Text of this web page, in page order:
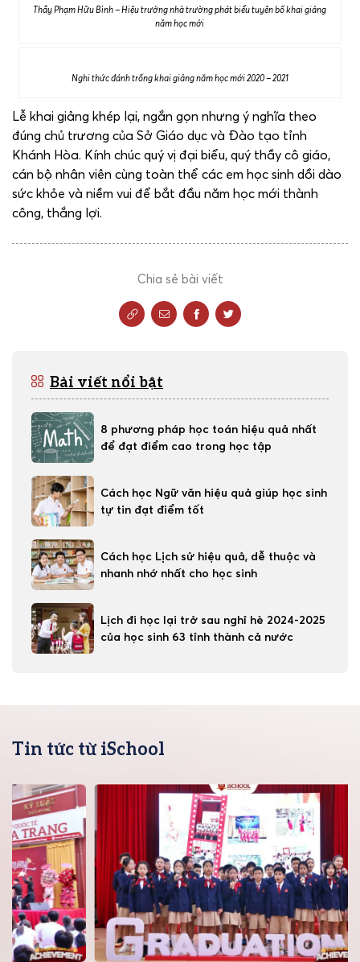
Thầy Phạm Hữu Bình – Hiệu trưởng nhà trường phát biểu tuyên bố khai giảng
năm học mới
Nghi thức đánh trống khai giảng năm học mới 2020 – 2021
Lễ khai giảng khép lại, ngắn gọn nhưng ý nghĩa theo
đúng chủ trương của Sở Giáo dục và Đào tạo tỉnh
Khánh Hòa. Kính chúc quý vị đại biểu, quý thầy cô giáo,
cán bộ nhân viên cùng toàn thể các em học sinh dồi dào
sức khỏe và niềm vui để bắt đầu năm học mới thành
công, thắng lợi.
Chia sẻ bài viết
Bài viết nổi bật
8 phương pháp học toán hiệu quả nhất
để đạt điểm cao trong học tập
Cách học Ngữ văn hiệu quả giúp học sinh
tự tin đạt điểm tốt
Cách học Lịch sử hiệu quả, dễ thuộc và
nhanh nhớ nhất cho học sinh
Lịch đi học lại trở sau nghỉ hè 2024-2025
của học sinh 63 tỉnh thành cả nước
Tin tức từ iSchool